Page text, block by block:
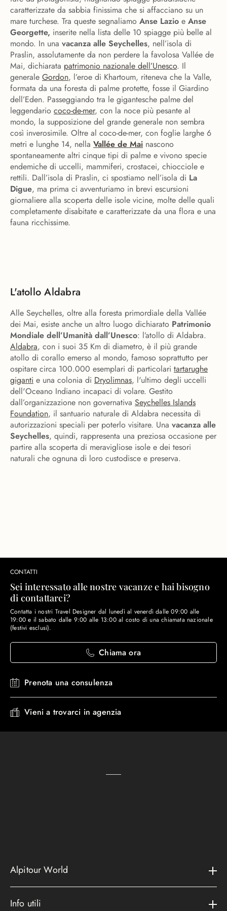
caratterizzate da sabbia finissima che si affacciano su un
mare turchese. Tra queste segnaliamo Anse Lazio e Anse
Georgette, inserite nella lista delle 10 spiagge più belle al
mondo. In una vacanza alle Seychelles, nell’isola di
Praslin, assolutamente da non perdere la favolosa Vallée de
Mai, dichiarata patrimonio nazionale dell’Unesco. Il
generale Gordon, l’eroe di Khartoum, riteneva che la Valle,
formata da una foresta di palme protette, fosse il Giardino
dell’Eden. Passeggiando tra le gigantesche palme del
leggendario coco-de-mer, con la noce più pesante al
mondo, la supposizione del grande generale non sembra
così inverosimile. Oltre al coco-de-mer, con foglie larghe 6
metri e lunghe 14, nella Vallée de Mai nascono
spontaneamente altri cinque tipi di palme e vivono specie
endemiche di uccelli, mammiferi, crostacei, chiocciole e
rettili. Dall’isola di Praslin, ci spostiamo nell’isola di La
Digue, ma prima ci avventuriamo in brevi escursioni
giornaliere alla scoperta delle isole vicine, molte delle quali
completamente disabitate e caratterizzate da una flora e una
fauna ricchissime.
L'atollo Aldabra
Alle Seychelles, oltre alla foresta primordiale della Vallée
dei Mai, esiste anche un altro luogo dichiarato Patrimonio
Mondiale dell’Umanità dall’Unesco: l’atollo di Aldabra.
Aldabra, con i suoi 35 Km di diametro, è il più grande
atollo di corallo emerso al mondo, famoso soprattutto per
ospitare circa 100.000 esemplari di particolari tartarughe
giganti e una colonia di Dryolimnas, l'ultimo degli uccelli
dell'Oceano Indiano incapaci di volare. Gestito
dall’organizzazione non governativa Seychelles Islands
Foundation, il santuario naturale di Aldabra necessita di
autorizzazioni speciali per poterlo visitare. Una vacanza alle
Seychelles, quindi, rappresenta una preziosa occasione per
partire alla scoperta di meravigliose isole e dei tesori
naturali che ognuna di loro custodisce e preserva.
CONTATTI
Sei interessato alle nostre vacanze e hai bisogno
di contattarci?
Contatta i nostri Travel Designer dal lunedì al venerdì dalle 09:00 alle
19:00 e il sabato dalle 9:00 alle 13:00 al costo di una chiamata nazionale
(festivi esclusi).
Chiama ora
Prenota una consulenza
Vieni a trovarci in agenzia
Alpitour World
Info utili